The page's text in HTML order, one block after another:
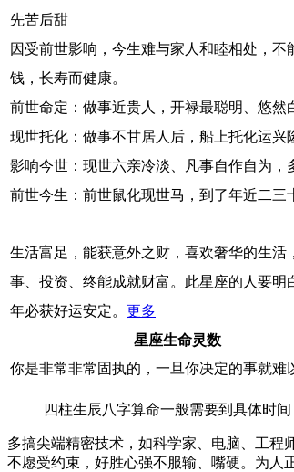
先苦后甜
因受前世影响，今生难与家人和睦相处，
钱，长寿而健康。
前世命定：做事近贵人，开禄最聪明、悠然
现世托化：做事不甘居人后，船上托化运兴
影响今世：现世六亲冷淡、凡事自作自为，
前世今生：前世鼠化现世马，到了年近二三
生活富足，能获意外之财，喜欢奢华的生
事、投资、终能成就财富。此星座的人要
年必获好运安定。 更多
星座生命灵数
你是非常非常固执的，一旦你决定的事就难
四柱生辰八字算命一般需要到具体时
多搞尖端精密技术，如科学家、电脑、工程
不愿受约束，好胜心强不服输、嘴硬。为人